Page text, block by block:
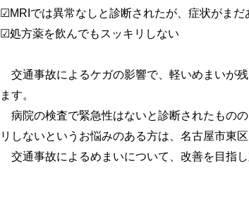
☑MRIでは異常なしと診断されたが、症状がまだ
☑処方薬を飲んでもスッキリしない
交通事故によるケガの影響で、軽いめまいが
ます。
病院の検査で緊急性はないと診断されたもの
リしないというお悩みのある方は、名古屋市東
交通事故によるめまいについて、改善を目指し